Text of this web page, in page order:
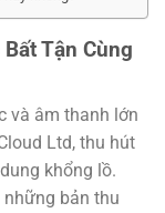
Tận Cùng
và âm thanh lớn
Ltd, thu hút
khổng lồ.
những bản thu